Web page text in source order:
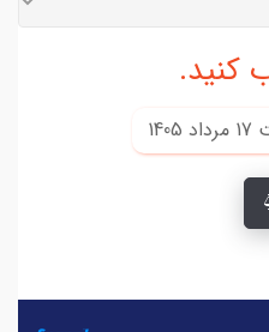
کنید.
17 مرداد 1405